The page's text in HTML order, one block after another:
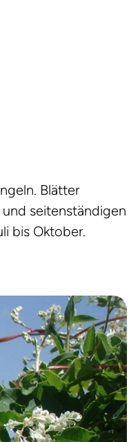
Blätter
seitenständigen
bis Oktober.